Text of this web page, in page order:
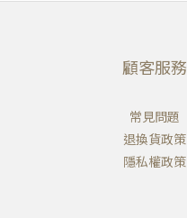
顧客服務
常見問題
退換貨政策
隱私權政策